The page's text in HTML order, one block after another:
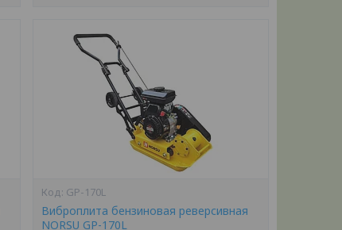
GP-170L
Виброплита бензиновая реверсивная
NORSU GP-170L